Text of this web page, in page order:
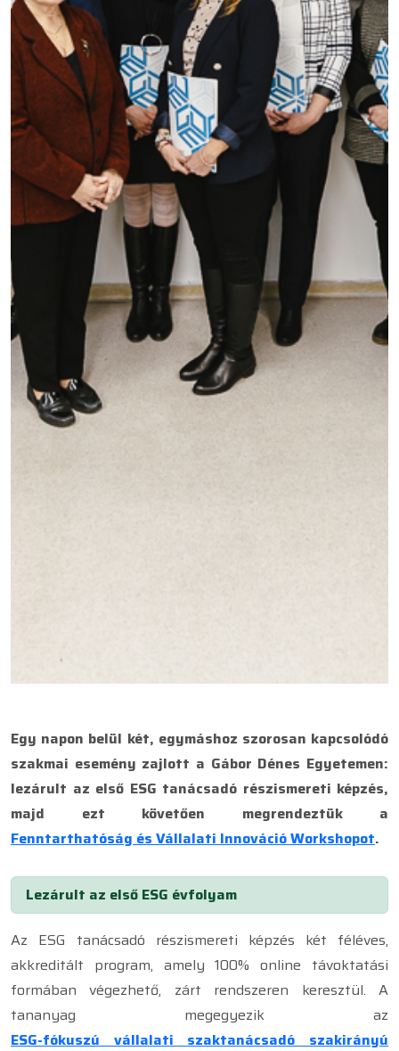
Egy napon belül két, egymáshoz szorosan kapcsolódó
szakmai esemény zajlott a Gábor Dénes Egyetemen:
lezárult az első ESG tanácsadó részismereti képzés,
majd ezt követően megrendeztük a
Fenntarthatóság és Vállalati Innováció Workshopot.
Lezárult az első ESG évfolyam
Az ESG tanácsadó részismereti képzés két féléves,
akkreditált program, amely 100% online távoktatási
formában végezhető, zárt rendszeren keresztül. A
tananyag megegyezik az
ESG-fókuszú vállalati szaktanácsadó szakirányú